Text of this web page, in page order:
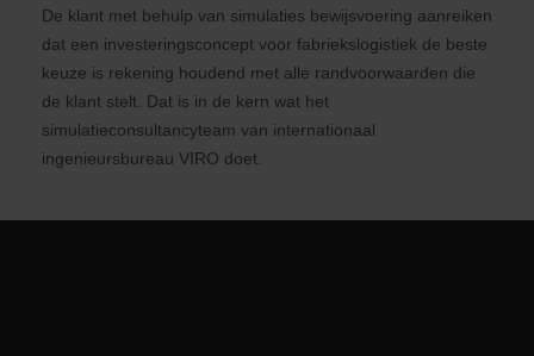
De klant met behulp van simulaties bewijsvoering aanreiken
dat een investeringsconcept voor fabriekslogistiek de beste
keuze is rekening houdend met alle randvoorwaarden die
de klant stelt. Dat is in de kern wat het
simulatieconsultancyteam van internationaal
ingenieursbureau VIRO doet.